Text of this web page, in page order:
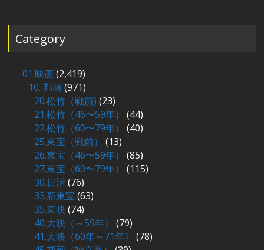
Category
01.映画(2,419)
10. 邦画(971)
20.松竹（戦前) (23)
21.松竹（46〜59年）
(44)
22.松竹（60〜79年）
(40)
25.東宝（戦前）
(13)
26.東宝（46〜59年）
(85)
27.東宝（60〜79年）
(115)
30.日活(76)
33.新東宝(63)
35.東映 (74)
40.大映（～59年）
(79)
41.大映（60年～71年）
(78)